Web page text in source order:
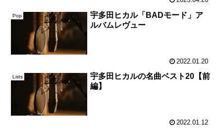
Pop
宇多田ヒカル「BADモード」ア
ルバムレヴュー
2022.01.20
Lists
宇多田ヒカルの名曲ベスト20【前
編】
2022.01.12